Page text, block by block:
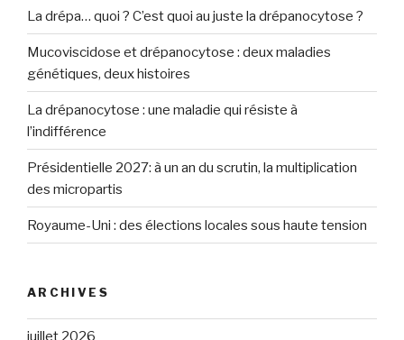
La drépa… quoi ? C’est quoi au juste la drépanocytose ?
Mucoviscidose et drépanocytose : deux maladies
génétiques, deux histoires
La drépanocytose : une maladie qui résiste à
l’indifférence
Présidentielle 2027: à un an du scrutin, la multiplication
des micropartis
Royaume-Uni : des élections locales sous haute tension
ARCHIVES
juillet 2026